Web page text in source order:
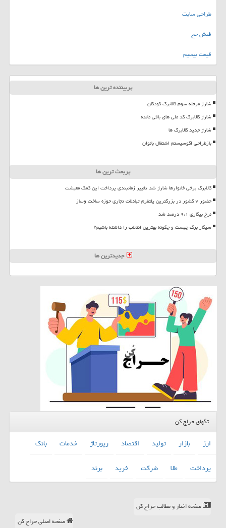
طراحی سایت
فیش حج
قیمت بیسیم
پربیننده ترین ها
شارژ مرحله سوم کالابرگ کودکان
شارژ کالابرگ کد ملی های باقی مانده
شارژ جدید کالابرگ ها
بازطراحی اکوسیستم اشتغال بانوان
پربحث ترین ها
کالابرگ برخی خانوارها شارژ شد تغییر زمانبندی پرداخت این کمک معیشت
حضور ۷ کشور در بزرگترین پلتفرم تبادلات تجاری حوزه ساخت وساز
نرخ بیکاری ۹،۱ درصد شد
سیگار برگ چیست و چگونه بهترین انتخاب را داشته باشیم؟
جدیدترین ها
تگهای حراج کن
ارز بازار تولید اقتصاد رپورتاژ خدمات
بانك
پرداخت
طلا شركت خرید برند
صفحه اخبار و مطالب حراج کن
صفحه اصلی حراج کن